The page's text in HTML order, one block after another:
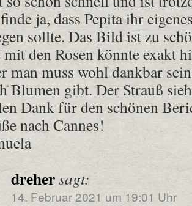
ja, dass Pepita ihr
sollte. Das Bild ist zu
mit den Rosen könnte exakt
man muss wohl dankbar
Blumen gibt. Der Strauß
Dank für den schönen
nach Cannes!
drehersagt:
14. Februar 2021 um 19:01 Uhr